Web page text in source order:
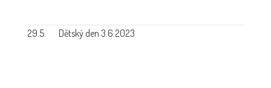
29.5. Dětský den 3.6.2023